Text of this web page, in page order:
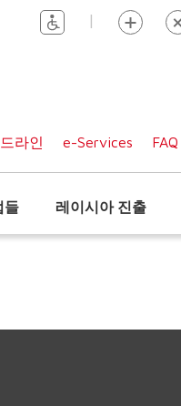
|
라인 e-Services
들 레이시아 진출